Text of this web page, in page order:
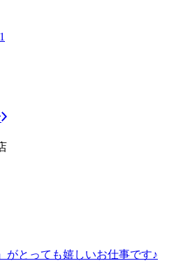
がとっても嬉しいお仕事です♪